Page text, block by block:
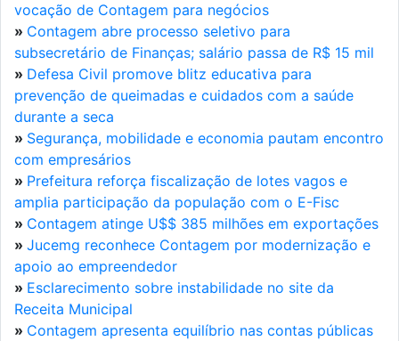
vocação de Contagem para negócios
» Contagem abre processo seletivo para
subsecretário de Finanças; salário passa de R$ 15 mil
» Defesa Civil promove blitz educativa para
prevenção de queimadas e cuidados com a saúde
durante a seca
» Segurança, mobilidade e economia pautam encontro
com empresários
» Prefeitura reforça fiscalização de lotes vagos e
amplia participação da população com o E-Fisc
» Contagem atinge U$$ 385 milhões em exportações
» Jucemg reconhece Contagem por modernização e
apoio ao empreendedor
» Esclarecimento sobre instabilidade no site da
Receita Municipal
» Contagem apresenta equilíbrio nas contas públicas